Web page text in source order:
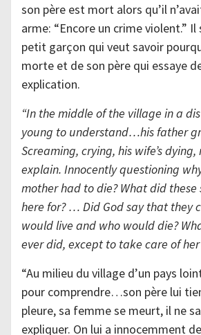
son père est mort alors qu’il
arme: “Encore un crime violent.” Il
petit garçon qui veut savoir
morte et de son père qui essaye
explication.
“In the middle of the village in a
young to understand…his father
Screaming, crying, his wife’s dying,
explain. Innocently questioning
mother had to die? What did these
here for? … Did God say that they
would live and who would die?
ever did, except to take care of her
“Au milieu du village d’un pays
pour comprendre…son père lui
pleure, sa femme se meurt, il ne
expliquer. On lui a innocemment